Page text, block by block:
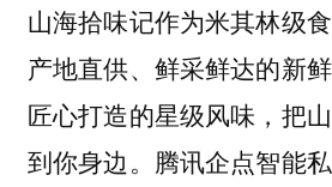
山海拾味记作为米其林级
产地直供、鲜采鲜达的新
匠心打造的星级风味，把
到你身边。腾讯企点智能